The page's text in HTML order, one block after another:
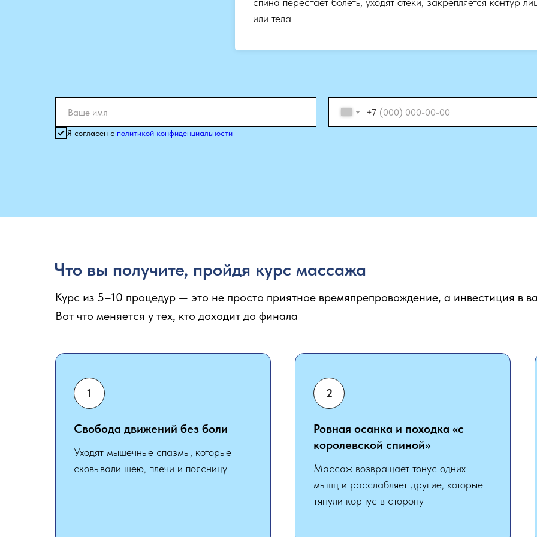
или тела
+7
Я согласен с политикой конфиденциальности
Что вы получите, пройдя курс массажа
Курс из 5–10 процедур — это не просто приятное времяпрепровождение, а инвестиция в
Вот что меняется у тех, кто доходит до финала
Свобода движений без боли
Уходят мышечные спазмы, которые
сковывали шею, плечи и поясницу
Ровная осанка и походка «с
королевской спиной»
Массаж возвращает тонус одних
мышц и расслабляет другие, которые
тянули корпус в сторону